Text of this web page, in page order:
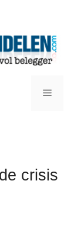
Menu
crisis